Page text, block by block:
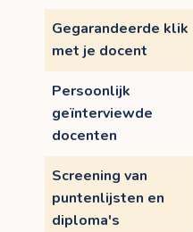
Gegarandeerde klik
met je docent
Persoonlijk
geïnterviewde
docenten
Screening van
puntenlijsten en
diploma's